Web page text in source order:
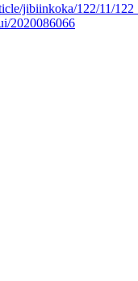
jibiinkoka/122/11/
2020086066